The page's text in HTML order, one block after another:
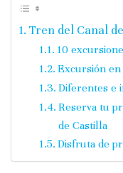
Tren del Canal
10
Excursión en
Diferentes e
Reserva tu
de Castilla
Disfruta de